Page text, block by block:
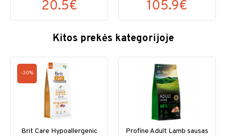
20.5€ 105.9€
Kitos prekės kategorijoje
-30%
Brit Care Hypoallergenic
Profine Adult Lamb sausas